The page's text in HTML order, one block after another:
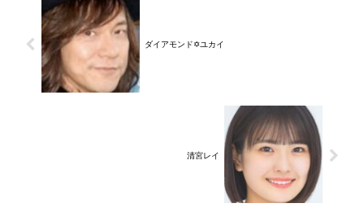
ダイアモンド✡ユカイ
清宮レイ